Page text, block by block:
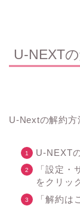
U-NEXT
U-Nextの解約方
U-NEXT
「設定・
をクリッ
「解約は